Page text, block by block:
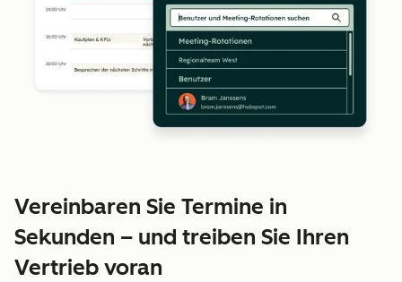
Vereinbaren Sie Termine in
Sekunden – und treiben Sie Ihren
Vertrieb voran